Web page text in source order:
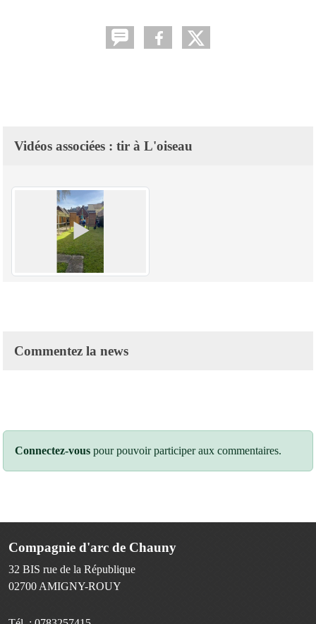
Vidéos associées : tir à L'oiseau
Commentez la news
Connectez-vous pour pouvoir participer aux commentaires.
Compagnie d'arc de Chauny
32 BIS rue de la République
02700 AMIGNY-ROUY